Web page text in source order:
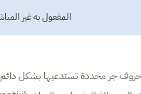
المفعول به غير
جر محددة تستدعيها بشكل